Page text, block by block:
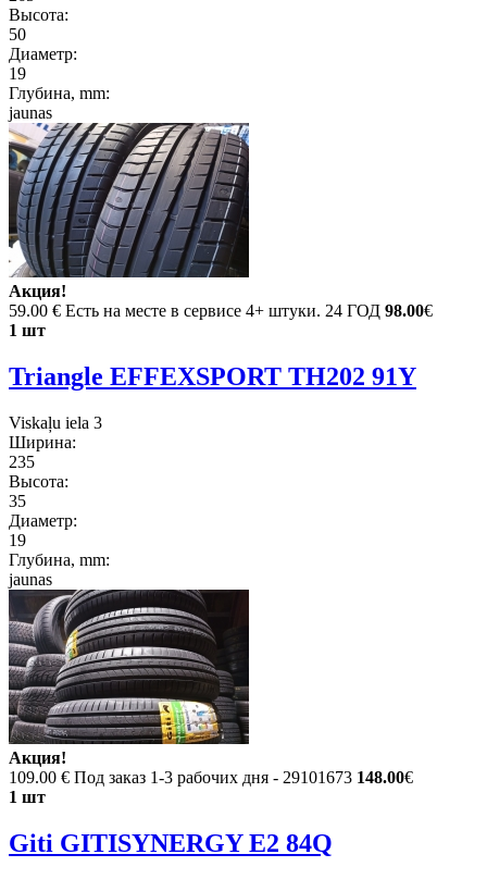
Высота:
50
Диаметр:
19
Глубина, mm:
jaunas
Акция!
59.00 € Есть на месте в сервисе 4+ штуки. 24 ГОД 98.00€
1 шт
Triangle EFFEXSPORT TH202 91Y
Viskaļu iela 3
Ширина:
235
Высота:
35
Диаметр:
19
Глубина, mm:
jaunas
Акция!
109.00 € Под заказ 1-3 рабочих дня - 29101673 148.00€
1 шт
Giti GITISYNERGY E2 84Q